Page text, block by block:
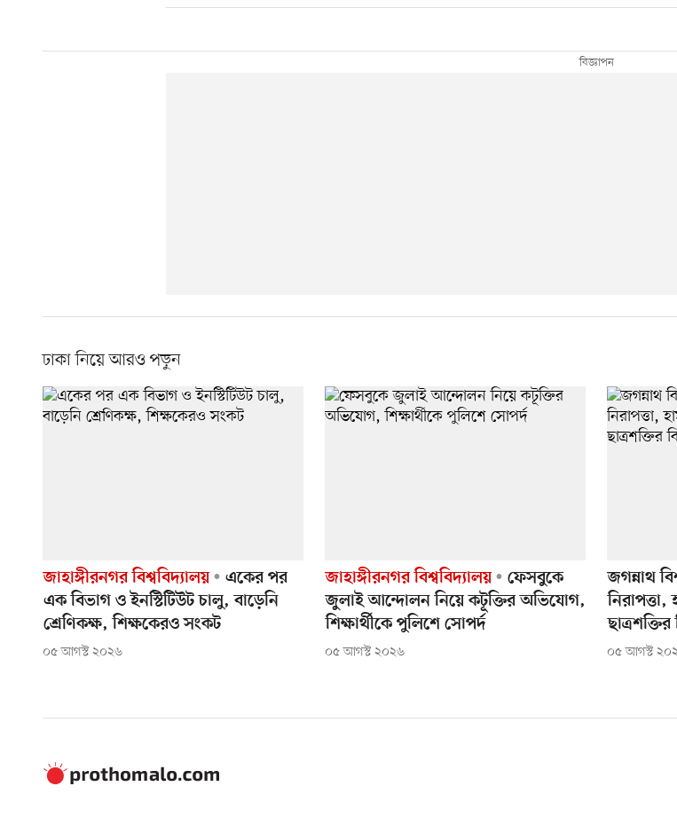
ঢাকা নিয়ে আরও পড়ুন
জাহাঙ্গীরনগর বিশ্ববিদ্যালয়
একের পর
এক বিভাগ ও ইনস্টিটিউট চালু, বাড়েনি
শ্রেণিকক্ষ, শিক্ষকেরও সংকট
০৫ আগস্ট ২০২৬
জাহাঙ্গীরনগর বিশ্ববিদ্যালয়
ফেসবুকে
জুলাই আন্দোলন নিয়ে কটূক্তির অভিযোগ,
শিক্ষার্থীকে পুলিশে সোপর্দ
০৫ আগস্ট ২০২৬
জগন্নাথ
নিরাপত্তা,
০৫ আগস্ট